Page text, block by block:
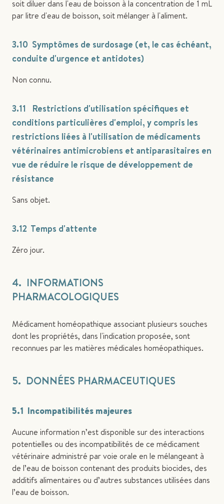
soit diluer dans l'eau de boisson à la concentration de 1 mL
par litre d'eau de boisson, soit mélanger à l'aliment.
3.10 Symptômes de surdosage (et, le cas échéant,
conduite d'urgence et antidotes)
Non connu.
3.11 Restrictions d'utilisation spécifiques et
conditions particulières d'emploi, y compris les
restrictions liées à l'utilisation de médicaments
vétérinaires antimicrobiens et antiparasitaires en
vue de réduire le risque de développement de
résistance
Sans objet.
3.12 Temps d'attente
Zéro jour.
4. INFORMATIONS
PHARMACOLOGIQUES
Médicament homéopathique associant plusieurs souches
dont les propriétés, dans l'indication proposée, sont
reconnues par les matières médicales homéopathiques.
5. DONNÉES PHARMACEUTIQUES
5.1 Incompatibilités majeures
Aucune information n’est disponible sur des interactions
potentielles ou des incompatibilités de ce médicament
vétérinaire administré par voie orale en le mélangeant à
de l’eau de boisson contenant des produits biocides, des
additifs alimentaires ou d’autres substances utilisées dans
l’eau de boisson.